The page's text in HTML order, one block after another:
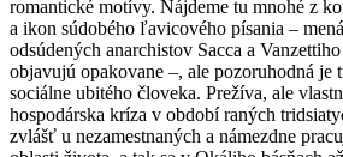
romantické motívy. Nájdeme tu mnohé z
a ikon súdobého ľavicového písania –
odsúdených anarchistov Sacca a
objavujú opakovane –, ale pozoruhodná je
sociálne ubitého človeka. Prežíva, ale
hospodárska kríza v období raných
zvlášť u nezamestnaných a námezdne